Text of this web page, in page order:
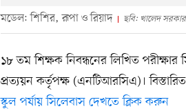
মডেল: শিশির, রূপা ও রিয়াদ ছবি: খালেদ সরকার
১৮ তম শিক্ষক নিবন্ধনের লিখিত
প্রত্যয়ন কর্তৃপক্ষ (এনটিআরসিএ)।
স্কুল পর্যায় সিলেবাস দেখতে ক্লিক করুন